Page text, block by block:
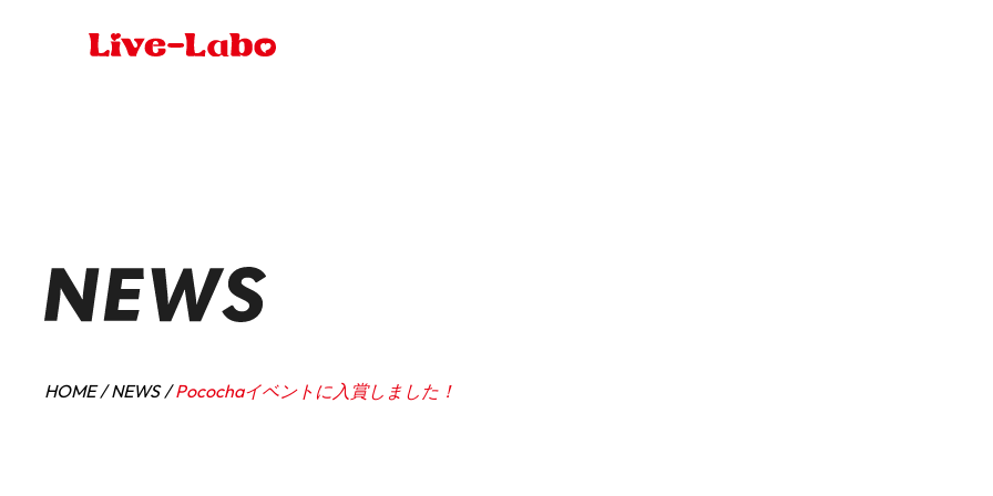
HOME NEWS Pocochaイベントに入賞しました！